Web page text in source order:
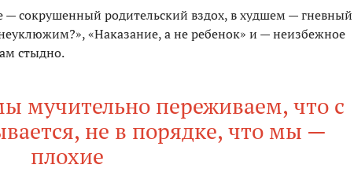
— сокрушенный родительский вздох, в худшем — гневный
«Наказание, а не ребенок» и — неизбежное
стыдно.
мучительно переживаем, что с
не в порядке, что мы —
плохие